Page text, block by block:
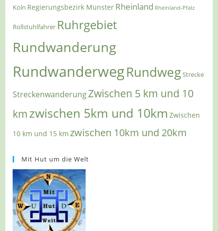
Köln Regierungsbezirk Münster Rheinland Rheinland-Pfalz
Rollstuhlfahrer Ruhrgebiet
Rundwanderung
RundwanderwegRundwegStrecke
StreckenwanderungZwischen 5 km und 10
km zwischen 5km und 10km Zwischen
10 km und 15 km zwischen 10km und 20km
Mit Hut um die Welt